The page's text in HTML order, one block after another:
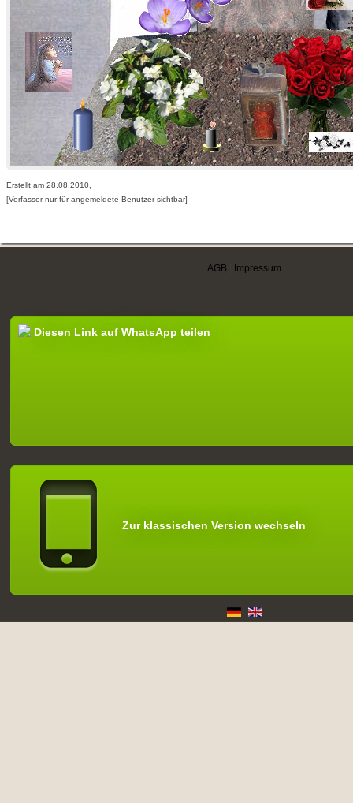
Erstellt am 28.08.2010,
[Verfasser nur für angemeldete Benutzer sichtbar]
AGB Impressum
Diesen Link auf WhatsApp teilen
Zur klassischen Version wechseln